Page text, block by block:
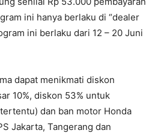
ini hanya berlaku di “dealer
ini berlaku dari 12 – 20 Juni
dapat menikmati diskon
10%, diskon 53% untuk
dan ban motor Honda
Jakarta, Tangerang dan